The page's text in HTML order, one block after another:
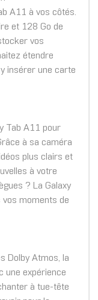
A11 à vos côtés.
et 128 Go de
vos
étendre
insérer une carte
Tab A11 pour
à sa caméra
plus clairs et
à votre
? La Galaxy
vos moments de
Dolby Atmos, la
une expérience
à tue-tête